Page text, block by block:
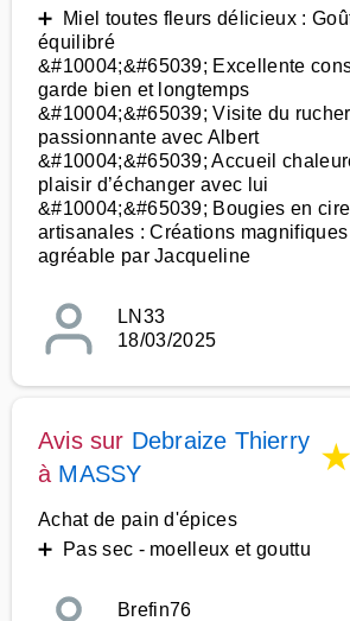
➕ Miel toutes fleurs délicieux :
équilibré
&#10004;&#65039; Excellente
garde bien et longtemps
&#10004;&#65039; Visite du
passionnante avec Albert
&#10004;&#65039; Accueil
plaisir d’échanger avec lui
&#10004;&#65039; Bougies en
artisanales : Créations
agréable par Jacqueline
LN33
18/03/2025
Avis sur Debraize Thierry
à MASSY ★
Achat de pain d'épices
➕ Pas sec - moelleux et gouttu
Brefin76